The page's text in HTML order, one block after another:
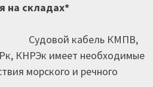
на складах*
Судовой кабель КМПВ,
КНРЭк имеет необходимые
морского и речного